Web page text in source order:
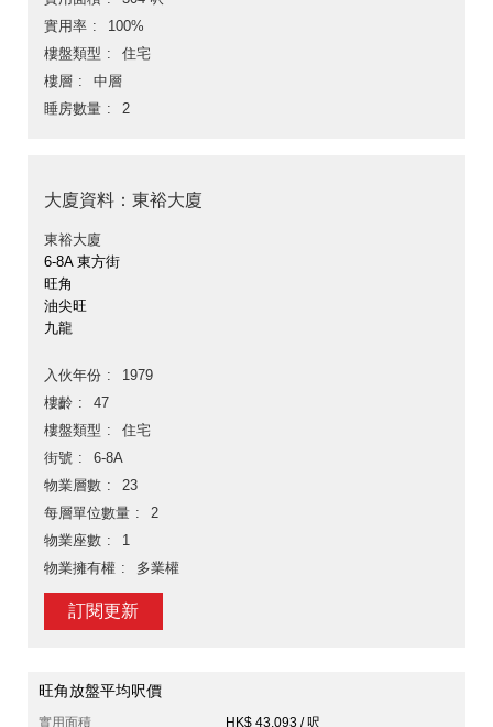
實用率
100%
樓盤類型
住宅
樓層
中層
睡房數量
2
大廈資料：東裕大廈
東裕大廈
6-8A 東方街
旺角
油尖旺
九龍
入伙年份
1979
樓齡
47
樓盤類型
住宅
街號
6-8A
物業層數
23
每層單位數量
2
物業座數
1
物業擁有權
多業權
訂閱更新
旺角放盤平均呎價
實用面積
HK$ 43,093 / 呎